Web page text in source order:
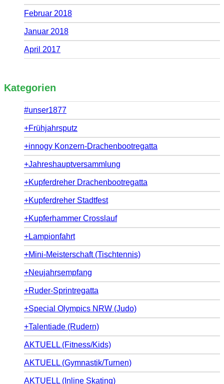
Februar 2018
Januar 2018
April 2017
Kategorien
#unser1877
+Frühjahrsputz
+innogy Konzern-Drachenbootregatta
+Jahreshauptversammlung
+Kupferdreher Drachenbootregatta
+Kupferdreher Stadtfest
+Kupferhammer Crosslauf
+Lampionfahrt
+Mini-Meisterschaft (Tischtennis)
+Neujahrsempfang
+Ruder-Sprintregatta
+Special Olympics NRW (Judo)
+Talentiade (Rudern)
AKTUELL (Fitness/Kids)
AKTUELL (Gymnastik/Turnen)
AKTUELL (Inline Skating)